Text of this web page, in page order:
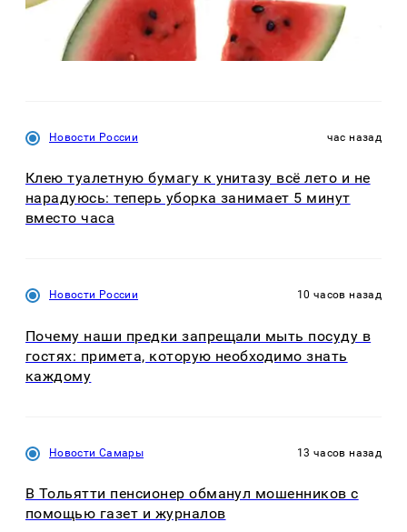
Новости России час назад
Клею туалетную бумагу к унитазу всё лето и не
нарадуюсь: теперь уборка занимает 5 минут
вместо часа
Новости России 10 часов назад
Почему наши предки запрещали мыть посуду в
гостях: примета, которую необходимо знать
каждому
Новости Самары 13 часов назад
В Тольятти пенсионер обманул мошенников с
помощью газет и журналов